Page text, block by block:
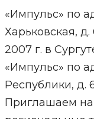
«Импульс» по
Харьковская, д.
2007 г. в
«Импульс» по
Республики, д.
Приглашаем на